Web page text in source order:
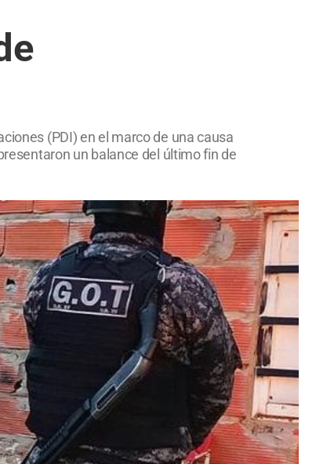
(PDI) en el marco de una causa
un balance del último fin de